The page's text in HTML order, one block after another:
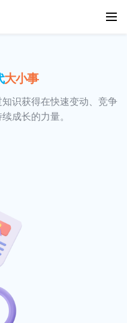
大小事
识获得在快速变动、竞争
成长的力量。